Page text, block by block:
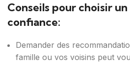
Conseils pour choisir
confiance:
Demander des
famille ou vos voisins peut